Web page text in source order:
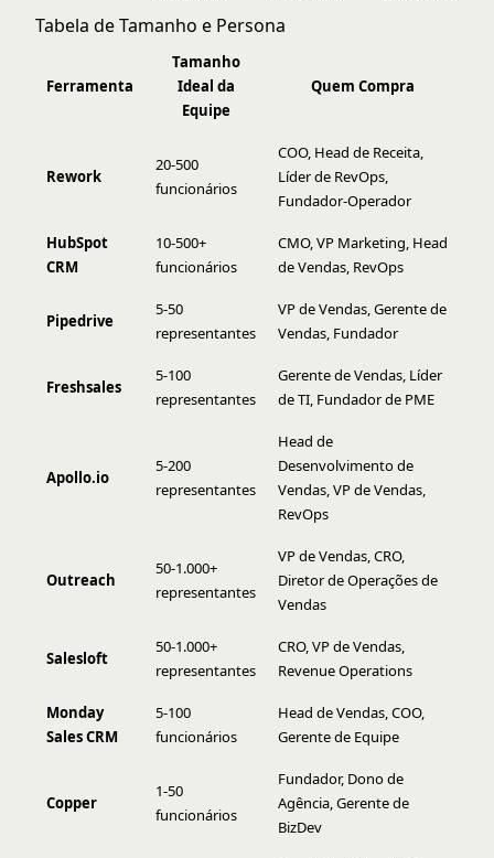
Tabela de Tamanho e Persona
Ferramenta
Tamanho
Ideal da
Equipe
Quem Compra
Rework
20-500
funcionários
COO, Head de Receita,
Líder de RevOps,
Fundador-Operador
HubSpot
CRM
10-500+
funcionários
CMO, VP Marketing, Head
de Vendas, RevOps
Pipedrive
5-50
representantes
VP de Vendas, Gerente de
Vendas, Fundador
Freshsales
5-100
representantes
Gerente de Vendas, Líder
de TI, Fundador de PME
Apollo.io
5-200
representantes
Head de
Desenvolvimento de
Vendas, VP de Vendas,
RevOps
Outreach
50-1.000+
representantes
VP de Vendas, CRO,
Diretor de Operações de
Vendas
Salesloft
50-1.000+
representantes
CRO, VP de Vendas,
Revenue Operations
Monday
Sales CRM
5-100
funcionários
Head de Vendas, COO,
Gerente de Equipe
Copper
1-50
funcionários
Fundador, Dono de
Agência, Gerente de
BizDev